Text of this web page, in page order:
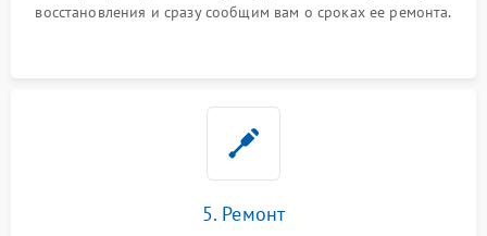
восстановления и сразу сообщим вам о сроках ее ремонта.
5. Ремонт